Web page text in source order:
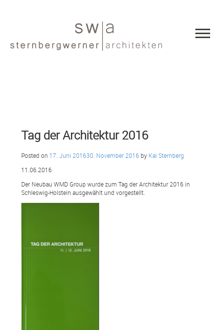
Tag der Architektur 2016
Posted on 17. Juni 201630. November 2016 by Kai Sternberg
11.06.2016
Der Neubau WMD Group wurde zum Tag der Architektur 2016 in
Schleswig-Holstein ausgewählt und vorgestellt.